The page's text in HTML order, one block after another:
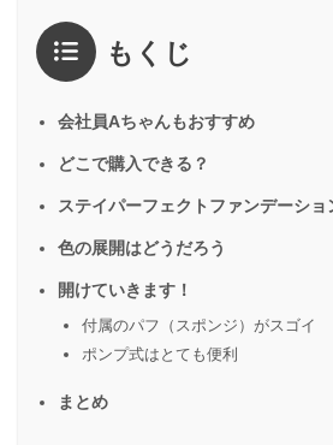
もくじ
会社員Aちゃんもおすすめ
どこで購入できる？
ステイパーフェクトファンデーショ
色の展開はどうだろう
開けていきます！
付属のパフ（スポンジ）がスゴイ
ポンプ式はとても便利
まとめ